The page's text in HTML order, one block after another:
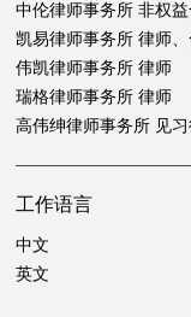
团的子公司）处理
权融资，用于收购
Noble Agri Limited
代表中粮集团处理
际农业业务平台的
中伦律师事务所 非权益
凯易律师事务所 律师、
伟凯律师事务所 律师
瑞格律师事务所 律师
高伟绅律师事务所 见
工作语言
中文
英文